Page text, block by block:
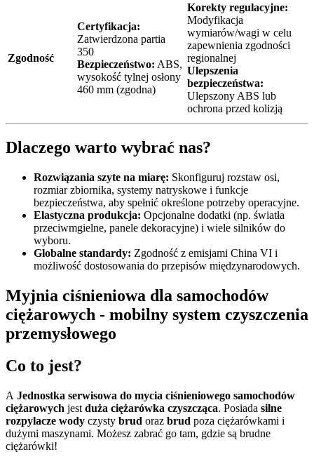
Zgodność
Certyfikacja:
Zatwierdzona partia
350
Bezpieczeństwo: ABS,
wysokość tylnej osłony
460 mm (zgodna)
Korekty regulacyjne:
Modyfikacja
wymiarów/wagi w celu
zapewnienia zgodności
regionalnej
Ulepszenia
bezpieczeństwa:
Ulepszony ABS lub
ochrona przed kolizją
Dlaczego warto wybrać nas?
Rozwiązania szyte na miarę: Skonfiguruj rozstaw osi,
rozmiar zbiornika, systemy natryskowe i funkcje
bezpieczeństwa, aby spełnić określone potrzeby operacyjne.
Elastyczna produkcja: Opcjonalne dodatki (np. światła
przeciwmgielne, panele dekoracyjne) i wiele silników do
wyboru.
Globalne standardy: Zgodność z emisjami China VI i
możliwość dostosowania do przepisów międzynarodowych.
Myjnia ciśnieniowa dla samochodów
ciężarowych - mobilny system czyszczenia
przemysłowego
Co to jest?
A Jednostka serwisowa do mycia ciśnieniowego samochodów
ciężarowych jest duża ciężarówka czyszcząca. Posiada silne
rozpylacze wody czysty brud oraz brud poza ciężarówkami i
dużymi maszynami. Możesz zabrać go tam, gdzie są brudne
ciężarówki!